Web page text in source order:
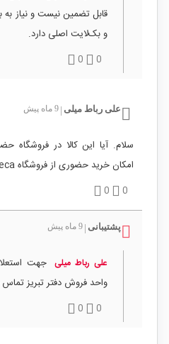
قابل تضمین نیست و نیاز
و بک‌لایت اصلی دارد.
0
0
علی رباط میلی 9 ماه پیش
امکان خرید حضوری از فروشگاه eca تهران هست؟
0
0
پشتیبانی 9 ماه پیش
علی رباط میلی جهت
واحد فروش دفتر تبریز تماس
0
0